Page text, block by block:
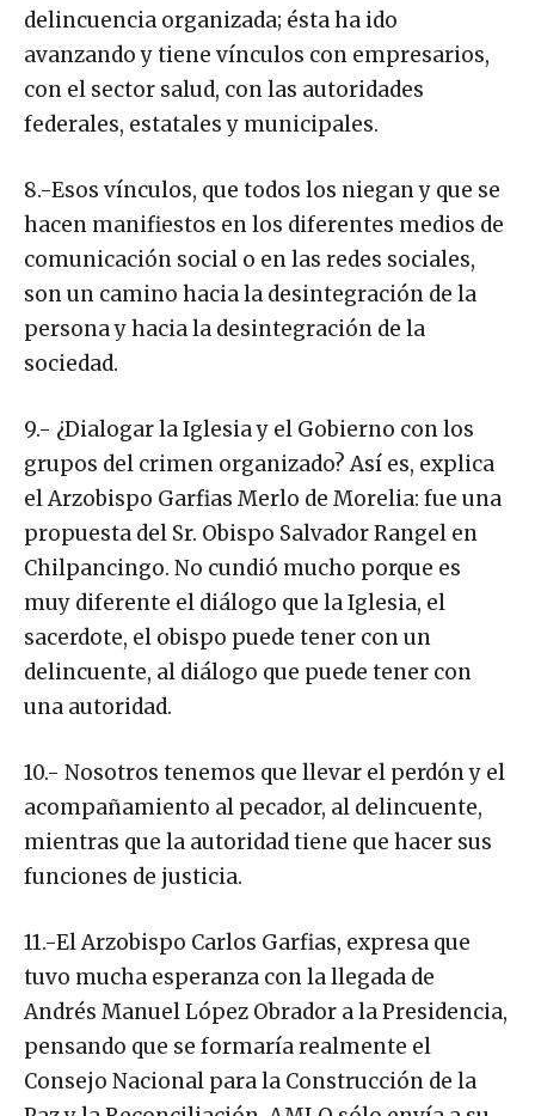
delincuencia organizada; ésta ha ido
avanzando y tiene vínculos con empresarios,
con el sector salud, con las autoridades
federales, estatales y municipales.
8.-Esos vínculos, que todos los niegan y que se
hacen manifiestos en los diferentes medios de
comunicación social o en las redes sociales,
son un camino hacia la desintegración de la
persona y hacia la desintegración de la
sociedad.
9.- ¿Dialogar la Iglesia y el Gobierno con los
grupos del crimen organizado? Así es, explica
el Arzobispo Garfias Merlo de Morelia: fue una
propuesta del Sr. Obispo Salvador Rangel en
Chilpancingo. No cundió mucho porque es
muy diferente el diálogo que la Iglesia, el
sacerdote, el obispo puede tener con un
delincuente, al diálogo que puede tener con
una autoridad.
10.- Nosotros tenemos que llevar el perdón y el
acompañamiento al pecador, al delincuente,
mientras que la autoridad tiene que hacer sus
funciones de justicia.
11.-El Arzobispo Carlos Garfias, expresa que
tuvo mucha esperanza con la llegada de
Andrés Manuel López Obrador a la Presidencia,
pensando que se formaría realmente el
Consejo Nacional para la Construcción de la